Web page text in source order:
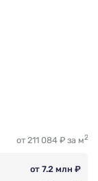
от 211 084 ₽ за м2
от 7.2 млн ₽